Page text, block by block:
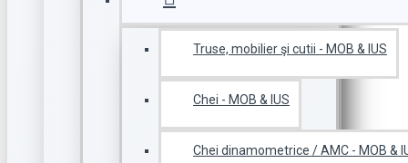
Truse, mobilier şi cutii - MOB & IUS
Chei - MOB & IUS
Chei dinamometrice / AMC - MOB &